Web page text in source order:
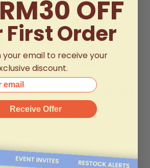
年”特级
哈瓦那俱乐部 7 年陈酿朗姆酒
RM330.00
OFF
First Order
your email to receive your
discount.
Receive Offer